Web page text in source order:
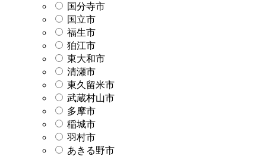
国分寺市
国立市
福生市
狛江市
東大和市
清瀬市
東久留米市
武蔵村山市
多摩市
稲城市
羽村市
あきる野市